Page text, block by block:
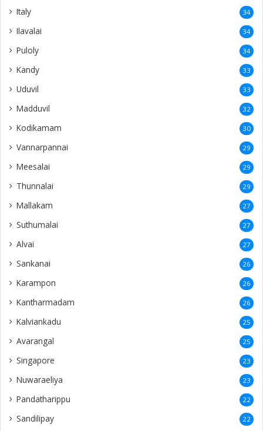
Italy 34
Ilavalai 34
Puloly 34
Kandy 33
Uduvil 33
Madduvil 32
Kodikamam 30
Vannarpannai 29
Meesalai 29
Thunnalai 29
Mallakam 27
Suthumalai 27
Alvai 27
Sankanai 26
Karampon 26
Kantharmadam 26
Kalviankadu 25
Avarangal 25
Singapore 23
Nuwaraeliya 23
Pandatharippu 22
Sandilipay 22